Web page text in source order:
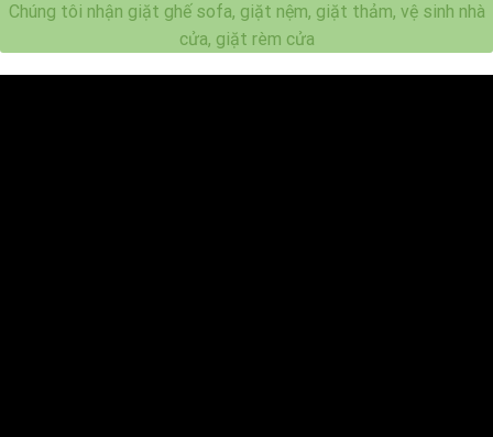
Chúng tôi nhận giặt ghế sofa, giặt nệm, giặt thảm, vệ sinh nhà
cửa, giặt rèm cửa